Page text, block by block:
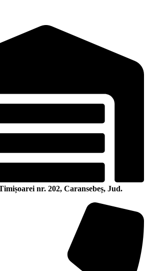
nr. 202, Caransebeș, Jud.